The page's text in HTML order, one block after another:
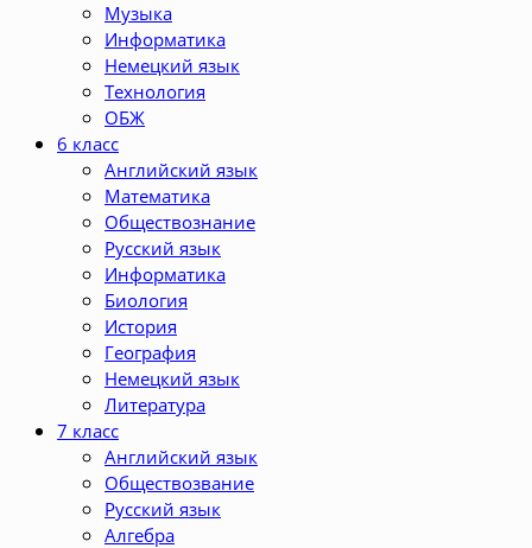
Музыка
Информатика
Немецкий язык
Технология
ОБЖ
6 класс
Английский язык
Математика
Обществознание
Русский язык
Информатика
Биология
История
География
Немецкий язык
Литература
7 класс
Английский язык
Обществозвание
Русский язык
Алгебра